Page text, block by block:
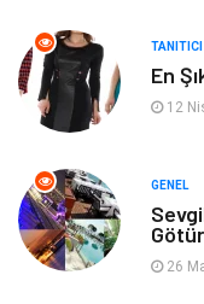
Giyim
Ev Dekorasyon
Anne & Çocuk
Ev İşleri
TANITICI
En
12
GENEL
26